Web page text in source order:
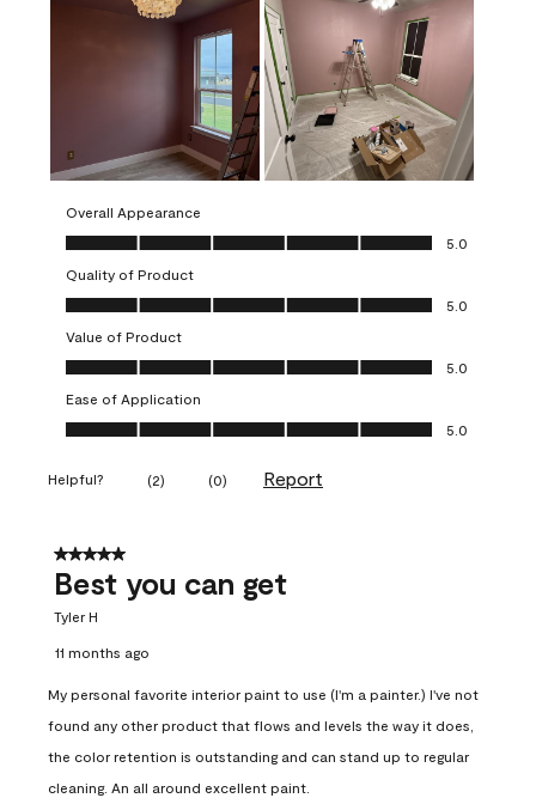
Overall Appearance
Overall Appearance, 5.0 out of 5
5.0
Quality of Product
Quality of Product, 5.0 out of 5
5.0
Value of Product
Value of Product, 5.0 out of 5
5.0
Ease of Application
Ease of Application, 5.0 out of 5
5.0
Helpful? (2) (0) Report
5 out of 5 stars.
Best you can get
Tyler H
11 months ago
My personal favorite interior paint to use (I'm a painter.) I've not
found any other product that flows and levels the way it does,
the color retention is outstanding and can stand up to regular
cleaning. An all around excellent paint.